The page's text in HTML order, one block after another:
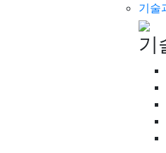
기술
기